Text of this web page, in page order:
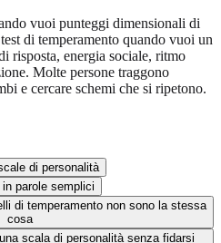
vuoi punteggi dimensionali di
di temperamento quando vuoi un
risposta, energia sociale, ritmo
Molte persone traggono
e cercare schemi che si ripetono.
di personalità
parole semplici
di temperamento non sono la stessa
cosa
scala di personalità senza fidarsi